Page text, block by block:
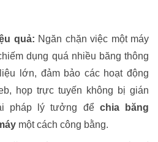
quả: Ngăn chặn việc một máy
dụng quá nhiều băng thông
lớn, đảm bảo các hoạt động
họp trực tuyến không bị gián
pháp lý tưởng để chia băng
một cách công bằng.